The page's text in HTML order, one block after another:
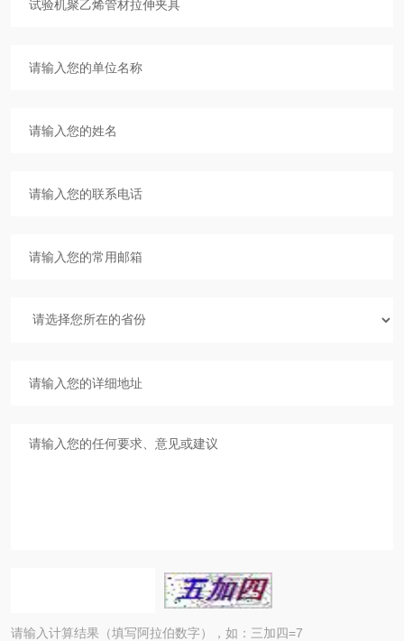
请输入计算结果（填写阿拉伯数字），如：三加四=7